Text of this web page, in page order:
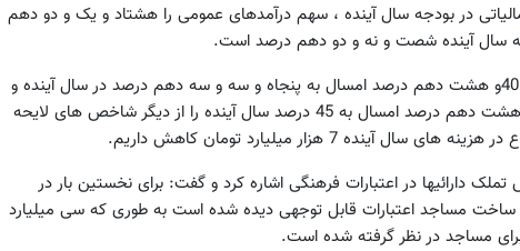
در بودجه سال آینده ، سهم درآمدهای عمومی را هشتاد و یک و دو دهم
سال آینده شصت و نه و دو دهم درصد است.
رئیس جمهور افزایش درآمدهای مالیاتی از 40و هشت دهم درصد امسال به پنجاه و سه و سه دهم درصد در سال آینده و
سهم هزینه های جاری از شصت و چهار و هشت دهم درصد امسال به 45 درصد سال آینده را از دیگر شاخص های لایحه
7 هزار میلیارد تومان کاهش داریم.
127 درصدی بخش تملک دارائیها در اعتبارات فرهنگی اشاره کرد و گفت: برای نخستین بار در
ساخت مساجد اعتبارات قابل توجهی دیده شده است به طوری که سی میلیارد